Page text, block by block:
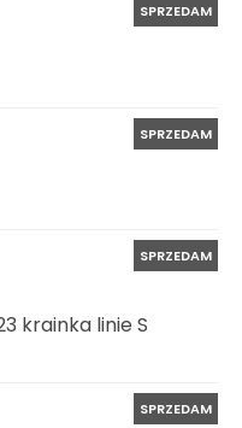
SPRZEDAM
SPRZEDAM
SPRZEDAM
krainka linie S
SPRZEDAM